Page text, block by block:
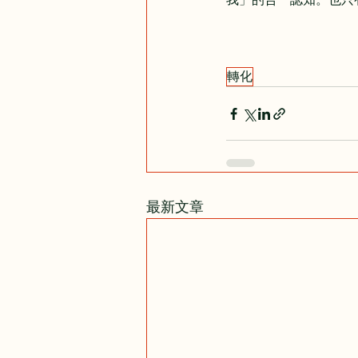
轉化
最新文章